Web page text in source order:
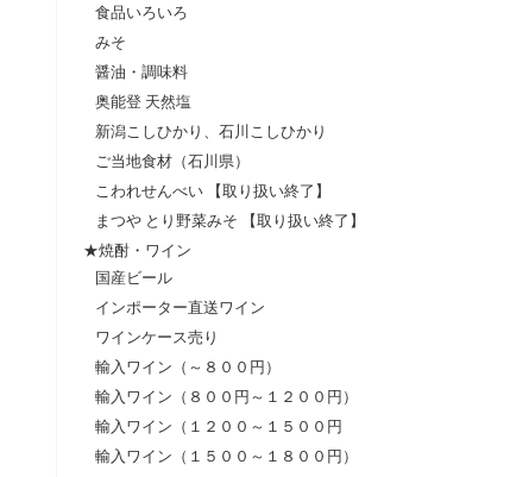
食品いろいろ
みそ
醤油・調味料
奥能登 天然塩
新潟こしひかり、石川こしひかり
ご当地食材（石川県）
こわれせんべい 【取り扱い終了】
まつや とり野菜みそ 【取り扱い終了】
★焼酎・ワイン
国産ビール
インポーター直送ワイン
ワインケース売り
輸入ワイン（～８００円）
輸入ワイン（８００円～１２００円）
輸入ワイン（１２００～１５００円
輸入ワイン（１５００～１８００円）